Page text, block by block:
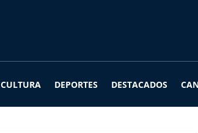
CULTURA DEPORTES DESTACADOS